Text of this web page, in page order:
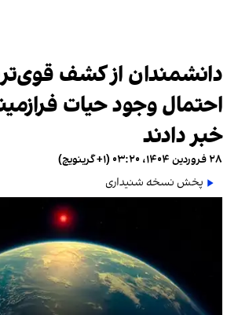
دانشمندان از کشف
احتمال وجود حیات
خبر دادند
۲۸ فروردین ۱۴۰۴، ۰۳:۲۰ (‎+۱ گرینویچ)
پخش نسخه شنیداری